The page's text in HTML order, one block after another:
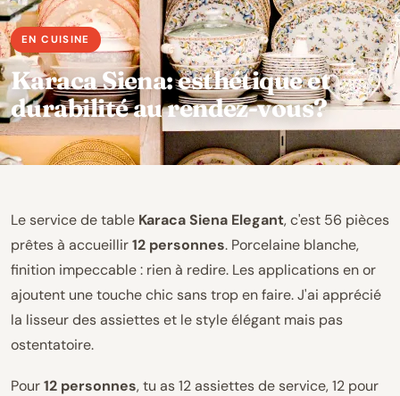
Karaca Siena: esthétique et
durabilité au rendez-vous?
Le service de table Karaca Siena Elegant, c'est 56 pièces
prêtes à accueillir12 personnes. Porcelaine blanche,
finition impeccable : rien à redire. Les applications en or
ajoutent une touche chic sans trop en faire. J'ai apprécié
la lisseur des assiettes et le style élégant mais pas
ostentatoire.
Pour12 personnes, tu as 12 assiettes de service, 12 pour